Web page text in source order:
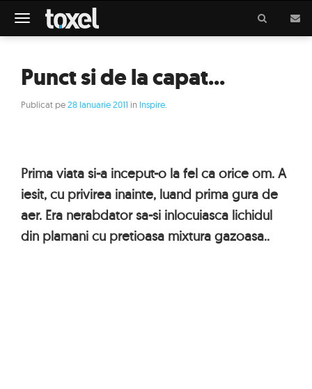
Meniu
Punct si de la capat...
Publicat pe28 Ianuarie 2011 in Inspire
Prima viata si-a inceput-o la fel ca orice om. A
iesit, cu privirea inainte, luand prima gura de
aer. Era nerabdator sa-si inlocuiasca lichidul
din plamani cu pretioasa mixtura gazoasa..